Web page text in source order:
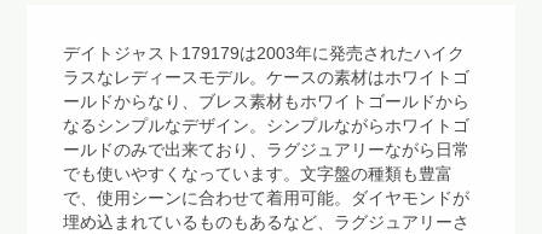
デイトジャスト179179は2003年に発売されたハイク
ラスなレディースモデル。ケースの素材はホワイトゴ
ールドからなり、ブレス素材もホワイトゴールドから
なるシンプルなデザイン。シンプルながらホワイトゴ
ールドのみで出来ており、ラグジュアリーながら日常
でも使いやすくなっています。文字盤の種類も豊富
で、使用シーンに合わせて着用可能。ダイヤモンドが
埋め込まれているものもあるなど、ラグジュアリーさ